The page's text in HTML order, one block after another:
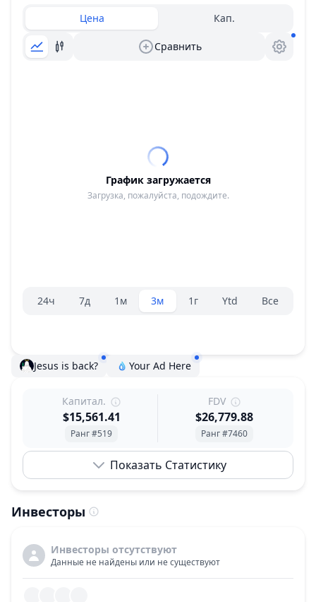
Цена Кап.
Сравнить
График загружается
Загрузка, пожалуйста, подождите.
Селектор диапазона.
24ч 7д 1м 3м 1г Ytd Все
Jesus is back? Your Ad Here
Капитал.
$15,561.41
Ранг #519
FDV
$26,779.88
Ранг #7460
Показать Статистику
Инвесторы
Инвесторы отсутствуют
Данные не найдены или не существуют